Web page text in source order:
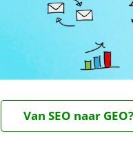
Van SEO naar